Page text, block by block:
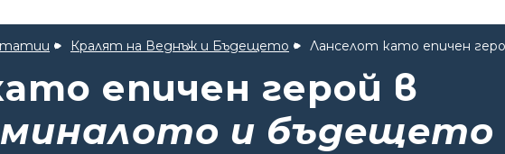
Кралят на Веднъж и Бъдещето Ланселот като епичен
епичен герой в
и бъдещето